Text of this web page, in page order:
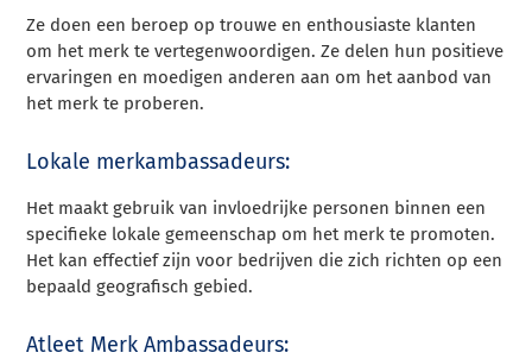
Ze doen een beroep op trouwe en enthousiaste klanten
om het merk te vertegenwoordigen. Ze delen hun positieve
ervaringen en moedigen anderen aan om het aanbod van
het merk te proberen.
Lokale merkambassadeurs:
Het maakt gebruik van invloedrijke personen binnen een
specifieke lokale gemeenschap om het merk te promoten.
Het kan effectief zijn voor bedrijven die zich richten op een
bepaald geografisch gebied.
Atleet Merk Ambassadeurs: